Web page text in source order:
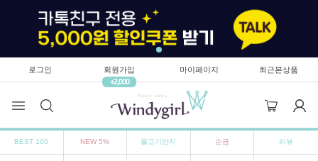
로그인
회원가입
+2,000
마이페이지 최근본상품
BEST 100 NEW 5% 물고기반지 순금 리뷰